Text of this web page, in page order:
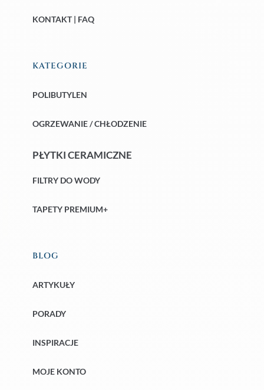
KONTAKT | FAQ
KATEGORIE
POLIBUTYLEN
OGRZEWANIE / CHŁODZENIE
PŁYTKI CERAMICZNE
FILTRY DO WODY
TAPETY PREMIUM+
BLOG
ARTYKUŁY
PORADY
INSPIRACJE
MOJE KONTO